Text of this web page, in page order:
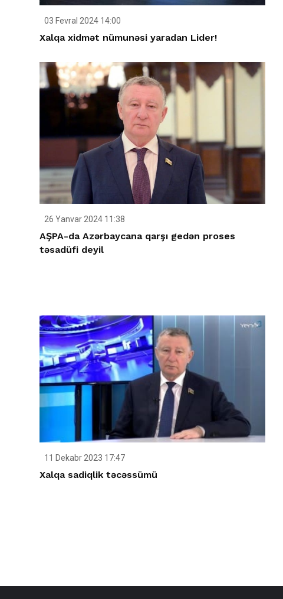
03 Fevral 2024 14:00
Xalqa xidmət nümunəsi yaradan Lider!
26 Yanvar 2024 11:38
AŞPA-da Azərbaycana qarşı gedən proses
təsadüfi deyil
11 Dekabr 2023 17:47
Xalqa sadiqlik təcəssümü